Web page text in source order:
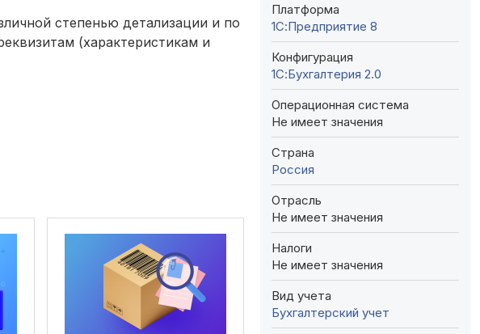
степенью детализации и по
(характеристикам и
Платформа
1С:Предприятие 8
Конфигурация
1С:Бухгалтерия 2.0
Операционная система
Не имеет значения
Страна
Россия
Отрасль
Не имеет значения
Налоги
Не имеет значения
Вид учета
Бухгалтерский учет